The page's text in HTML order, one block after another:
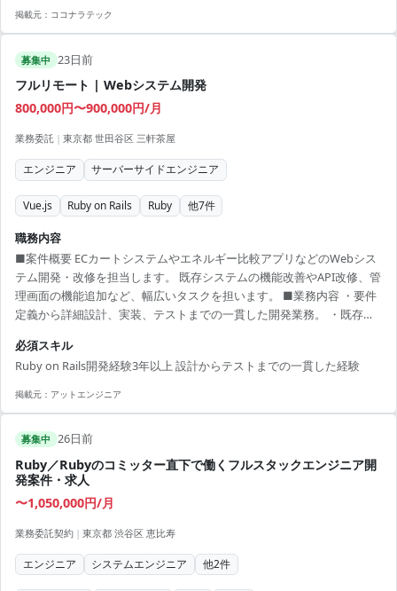
ル...
掲載元： ココナラテック
募集中 23日前
フルリモート | Webシステム開発
800,000円〜900,000円/月
業務委託 | 東京都 世田谷区 三軒茶屋
エンジニア サーバーサイドエンジニア
Vue.js Ruby on Rails Ruby 他7件
職務内容
■案件概要 ECカートシステムやエネルギー比較アプリなどのWebシス
テム開発・改修を担当します。 既存システムの機能改善やAPI改修、管
理画面の機能追加など、幅広いタスクを担います。 ■業務内容 ・要件
定義から詳細設計、実装、テストまでの一貫した開発業務。 ・既存シ
修、Rspecを用いたテストコードの記述。 ■開発環境 Ruby on Rails,
Vue.js, React, MySQL, PostgreSQL, AWS, Docker
必須スキル
Ruby on Rails開発経験3年以上 設計からテストまでの一貫した経験
掲載元： アットエンジニア
募集中 26日前
Ruby／Rubyのコミッター直下で働くフルスタックエンジニア開
発案件・求人
〜1,050,000円/月
業務委託契約 | 東京都 渋谷区 恵比寿
エンジニア システムエンジニア 他2件